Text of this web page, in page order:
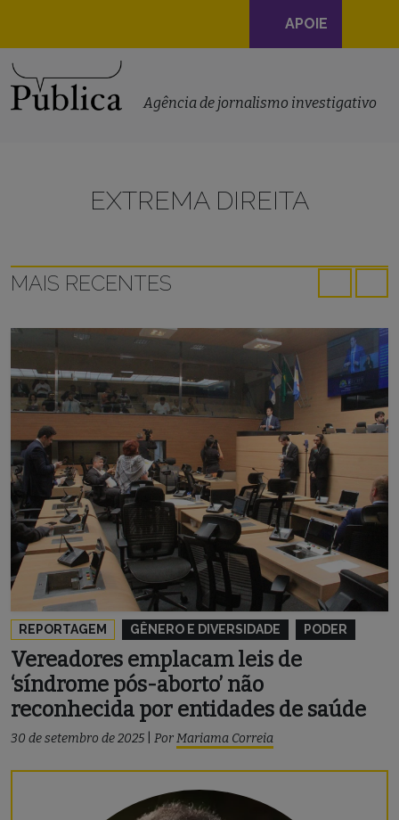
Navegação
principal
APOIE
Agência de jornalismo investigativo
EXTREMA DIREITA
MAIS RECENTES
REPORTAGEM GÊNERO E DIVERSIDADE PODER
Vereadores emplacam leis de
‘síndrome pós-aborto’ não
reconhecida por entidades de saúde
30 de setembro de 2025 PorMariama Correia